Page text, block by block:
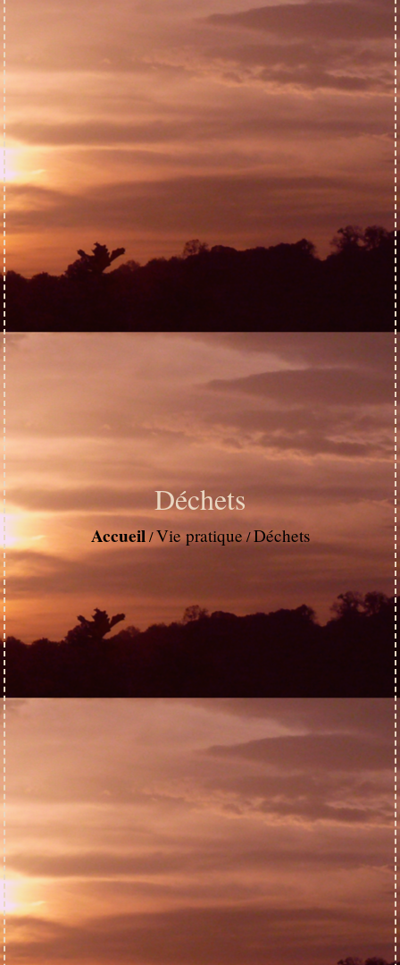
Déchets
Accueil/Vie pratique /Déchets